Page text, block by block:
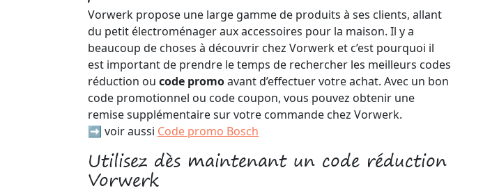
Vorwerk propose une large gamme de produits à ses clients, allant
du petit électroménager aux accessoires pour la maison. Il y a
beaucoup de choses à découvrir chez Vorwerk et c’est pourquoi il
est important de prendre le temps de rechercher les meilleurs codes
réduction ou code promoavant d’effectuer votre achat. Avec un bon
code promotionnel ou code coupon, vous pouvez obtenir une
remise supplémentaire sur votre commande chez Vorwerk.
➡️ voir aussi Code promo Bosch
Utilisez dès maintenant un code réduction
Vorwerk